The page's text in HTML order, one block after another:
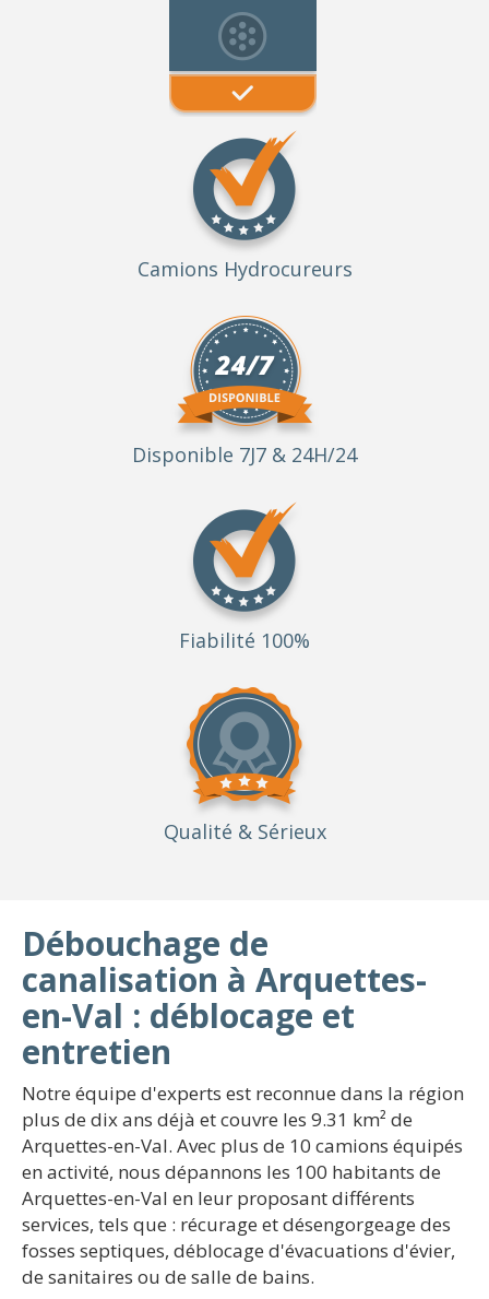
Camions Hydrocureurs
Disponible 7J7 & 24H/24
Fiabilité 100%
Qualité & Sérieux
Débouchage de
canalisation à Arquettes-
en-Val : déblocage et
entretien
Notre équipe d'experts est reconnue dans la région
plus de dix ans déjà et couvre les 9.31 km² de
Arquettes-en-Val. Avec plus de 10 camions équipés
en activité, nous dépannons les 100 habitants de
Arquettes-en-Val en leur proposant différents
services, tels que : récurage et désengorgeage des
fosses septiques, déblocage d'évacuations d'évier,
de sanitaires ou de salle de bains.